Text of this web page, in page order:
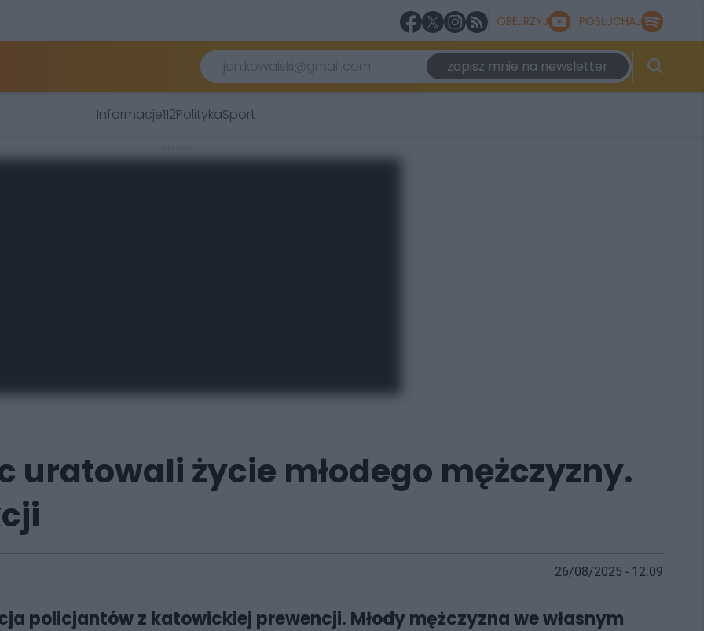
OBEJRZYJ POSŁUCHAJ
zapisz mnie na newsletter
Informacje112PolitykaSport
uratowali życie młodego mężczyzny.
26/08/2025 - 12:09
policjantów z katowickiej prewencji. Młody mężczyzna we własnym